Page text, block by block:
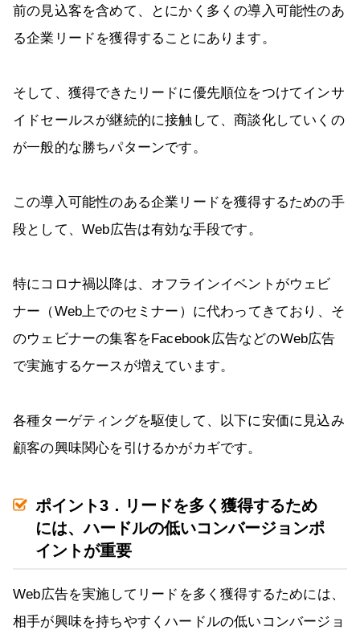
前の見込客を含めて、とにかく多くの導入可能性のあ
る企業リードを獲得することにあります。
そして、獲得できたリードに優先順位をつけてインサ
イドセールスが継続的に接触して、商談化していくの
が一般的な勝ちパターンです。
この導入可能性のある企業リードを獲得するための手
段として、Web広告は有効な手段です。
特にコロナ禍以降は、オフラインイベントがウェビ
ナー（Web上でのセミナー）に代わってきており、そ
のウェビナーの集客をFacebook広告などのWeb広告
で実施するケースが増えています。
各種ターゲティングを駆使して、以下に安価に見込み
顧客の興味関心を引けるかがカギです。
ポイント3．リードを多く獲得するため
には、ハードルの低いコンバージョンポ
イントが重要
Web広告を実施してリードを多く獲得するためには、
相手が興味を持ちやすくハードルの低いコンバージョ